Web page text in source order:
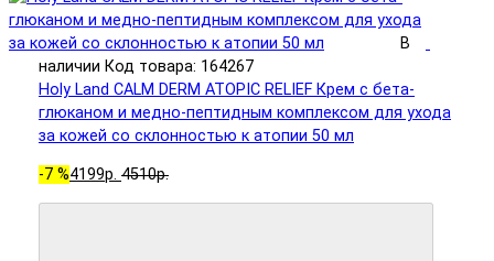
В
наличии Код товара: 164267
Holy Land CALM DERM ATOPIC RELIEF Крем с бета-
глюканом и медно-пептидным комплексом для ухода
за кожей со склонностью к атопии 50 мл
-7 %4199р. 4510р.